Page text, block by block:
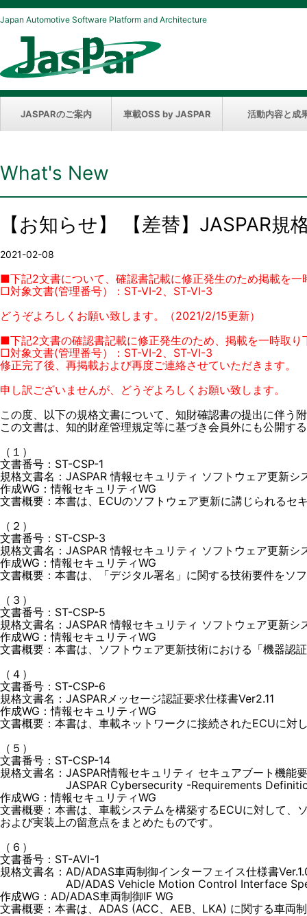
Japan Automotive Software Platform and Architecture
JASPARのご案内 車載OSS by JASPAR 活動内容と成
What's New
【お知らせ】 【差替】JASPAR規
2021-02-08
■下記2文書について、確認書記載に修正発生のため掲載を
□対象文書(管理番号）：ST-VI-2、ST-VI-3
どうぞよろしくお願い致します。（2021/2/15更新）
■下記2文書の確認書記載に修正発生のため、掲載を一時取り
□対象文書(管理番号）：ST-VI-2、ST-VI-3
修正完了後、再掲載および再度ご連絡させていただきます。
申し訳ございませんが、どうぞよろしくお願い致します。
この度、以下の規格文書について、知財確認書の提出に伴う
この文書は、知的財産管理規定等に基づき会員外にも公開す
（１）
文書番号：ST-CSP-1
規格文書名：JASPAR 情報セキュリティ ソフトウェア更新シ
作成WG：情報セキュリティWG
文書概要：本書は、ECUのソフトウェア更新に講じられるセ
（２）
文書番号：ST-CSP-3
規格文書名：JASPAR 情報セキュリティ ソフトウェア更新シ
作成WG：情報セキュリティWG
文書概要：本書は、「デジタル署名」に関する技術要件をソ
（３）
文書番号：ST-CSP-5
規格文書名：JASPAR 情報セキュリティ ソフトウェア更新シ
作成WG：情報セキュリティWG
文書概要：本書は、ソフトウェア更新技術における「機器認
（４）
文書番号：ST-CSP-6
規格文書名：JASPARメッセージ認証要求仕様書Ver2.11
作成WG：情報セキュリティWG
文書概要：本書は、車載ネットワークに接続されたECUに対
（５）
文書番号：ST-CSP-14
規格文書名：JASPAR情報セキュリティ セキュアブート機能
JASPAR Cybersecurity -Requirements Definition
作成WG：情報セキュリティWG
文書概要：本書は、車載システムを構築するECUに対して、
および実装上の留意点をまとめたものです。
（６）
文書番号：ST-AVI-1
規格文書名：AD/ADAS車両制御インターフェイス仕様書
AD/ADAS Vehicle Motion Control Interface
作成WG：AD/ADAS車両制御IF WG
文書概要：本書は、ADAS (ACC、AEB、LKA) に関する車両